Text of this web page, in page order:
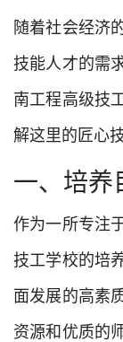
随着社会经济
技能人才的需
南工程高级技
解这里的匠心技
一、培养
作为一所专注
技工学校的培
面发展的高素
资源和优质的